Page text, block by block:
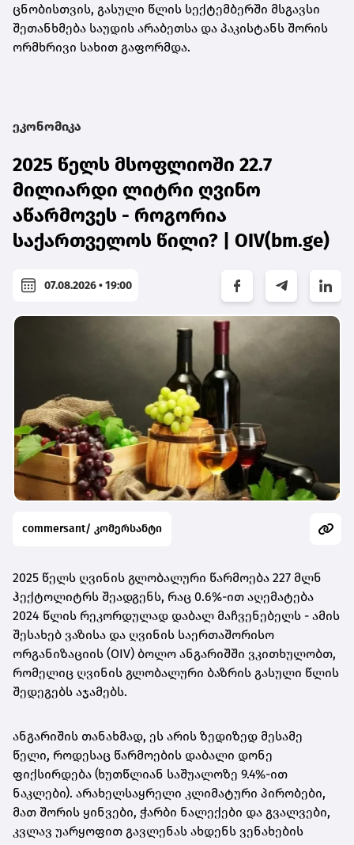
ცნობისთვის, გასული წლის სექტემბერში მსგავსი
შეთანხმება საუდის არაბეთსა და პაკისტანს შორის
ორმხრივი სახით გაფორმდა.
ეკონომიკა
2025 წელს მსოფლიოში 22.7
მილიარდი ლიტრი ღვინო
აწარმოვეს - როგორია
საქართველოს წილი? | OIV(bm.ge)
07.08.2026 • 19:00
commersant/ კომერსანტი
2025 წელს ღვინის გლობალური წარმოება 227 მლნ
ჰექტოლიტრს შეადგენს, რაც 0.6%-ით აღემატება
2024 წლის რეკორდულად დაბალ მაჩვენებელს - ამის
შესახებ ვაზისა და ღვინის საერთაშორისო
ორგანიზაციის (OIV) ბოლო ანგარიშში ვკითხულობთ,
რომელიც ღვინის გლობალური ბაზრის გასული წლის
შედეგებს აჯამებს.
ანგარიშის თანახმად, ეს არის ზედიზედ მესამე
წელი, როდესაც წარმოების დაბალი დონე
ფიქსირდება (ხუთწლიან საშუალოზე 9.4%-ით
ნაკლები). არახელსაყრელი კლიმატური პირობები,
მათ შორის ყინვები, ჭარბი ნალექები და გვალვები,
კვლავ უარყოფით გავლენას ახდენს ვენახების